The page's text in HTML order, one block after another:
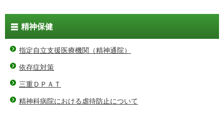
精神保健
指定自立支援医療機関（精神通院）
依存症対策
三重ＤＰＡＴ
精神科病院における虐待防止について